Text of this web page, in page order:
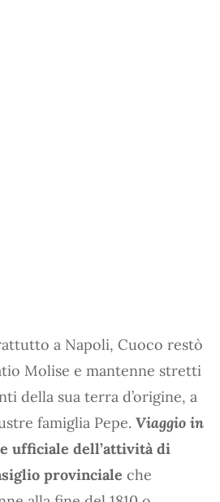
a Napoli, Cuoco restò
Molise e mantenne stretti
della sua terra d’origine, a
famiglia Pepe. Viaggio in
ufficiale dell’attività di
provinciale che